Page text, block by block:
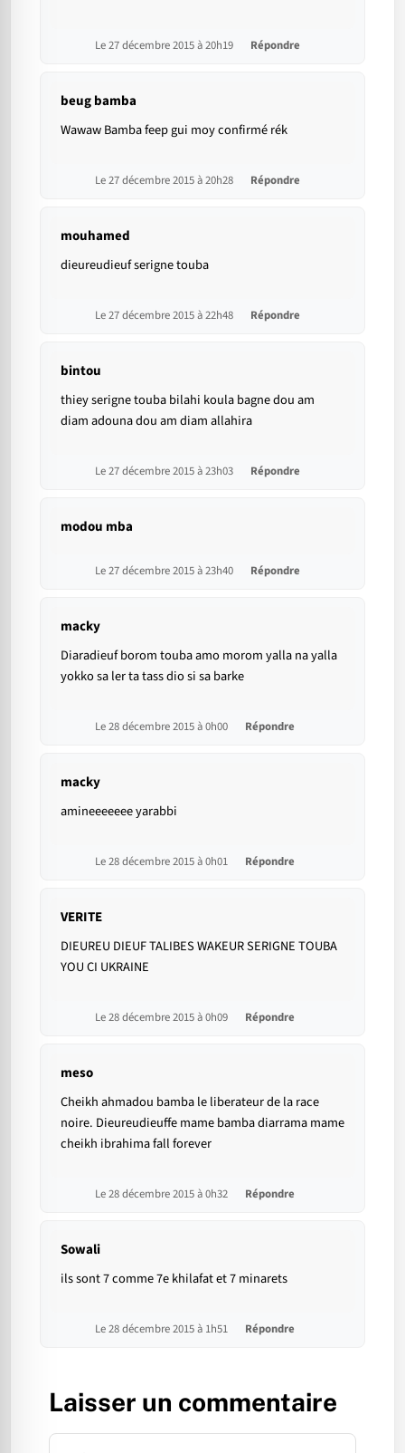
Le 27 décembre 2015 à 20h19 Répondre
beug bamba
Wawaw Bamba feep gui moy confirmé rék
Le 27 décembre 2015 à 20h28 Répondre
mouhamed
dieureudieuf serigne touba
Le 27 décembre 2015 à 22h48 Répondre
bintou
thiey serigne touba bilahi koula bagne dou am
diam adouna dou am diam allahira
Le 27 décembre 2015 à 23h03 Répondre
modou mba
Le 27 décembre 2015 à 23h40 Répondre
macky
Diaradieuf borom touba amo morom yalla na yalla
yokko sa ler ta tass dio si sa barke
Le 28 décembre 2015 à 0h00 Répondre
macky
amineeeeeee yarabbi
Le 28 décembre 2015 à 0h01 Répondre
VERITE
DIEUREU DIEUF TALIBES WAKEUR SERIGNE TOUBA
YOU CI UKRAINE
Le 28 décembre 2015 à 0h09 Répondre
meso
Cheikh ahmadou bamba le liberateur de la race
noire. Dieureudieuffe mame bamba diarrama mame
cheikh ibrahima fall forever
Le 28 décembre 2015 à 0h32 Répondre
Sowali
ils sont 7 comme 7e khilafat et 7 minarets
Le 28 décembre 2015 à 1h51 Répondre
Laisser un commentaire
Commentaire